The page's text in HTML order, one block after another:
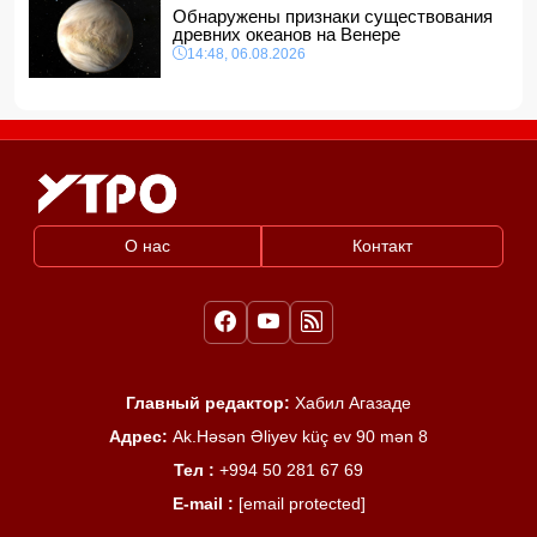
Обнаружены признаки существования
древних океанов на Венере
14:48, 06.08.2026
О нас Контакт
Главный редактор: Хабил Агазаде
Адрес: Ak.Həsən Əliyev küç ev 90 mən 8
Тел : +994 50 281 67 69
E-mail : [email protected]